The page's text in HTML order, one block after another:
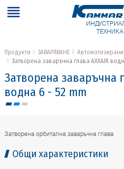
ТЕХНИКА
Продукти ЗАВАРЯВАНЕ
Затворена заваръчна глава AXXAIR
Затворена заваръчна
водна 6 - 52 mm
Затворена орбитална заваръчна глава
Общи характеристики